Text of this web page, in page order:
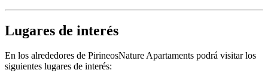
Lugares de interés
En los alrededores de PirineosNature Apartaments podrá visitar los
siguientes lugares de interés: